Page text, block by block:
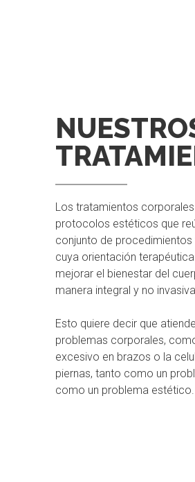
Los tratamientos
protocolos estéticos que
conjunto de procedimientos
cuya orientación
mejorar el bienestar del
manera integral y no
Esto quiere decir que
problemas corporales,
excesivo en brazos o la
piernas, tanto como un
como un problema estético.